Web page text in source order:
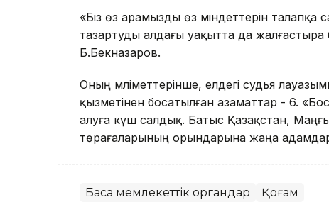
«Біз өз арамызды өз міндеттерін
тазартуды алдағы уақытта да жалғастыра
Б.Бекназаров.
Оның мәліметтерінше, елдегі судья
қызметінен босатылған азаматтар - 6.
алуға күш салдық. Батыс Қазақстан,
төрағаларының орындарына жаңа
Басқа мемлекеттік органдар Қоғам